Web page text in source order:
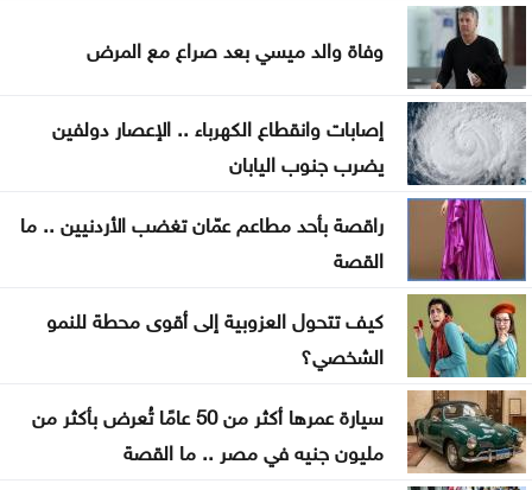
البابا يدعو إلى إنشاء ممرات إنسانية في السودان
العرموطي ينتقد غياب الحكومة عن جلسات النواب
وفاة والد ميسي بعد صراع مع المرض
إصابات وانقطاع الكهرباء .. الإعصار دولفين
يضرب جنوب اليابان
راقصة بأحد مطاعم عمّان تغضب الأردنيين .. ما
القصة
كيف تتحول العزوبية إلى أقوى محطة للنمو
الشخصي؟
سيارة عمرها أكثر من 50 عامًا تُعرض بأكثر من
مليون جنيه في مصر .. ما القصة